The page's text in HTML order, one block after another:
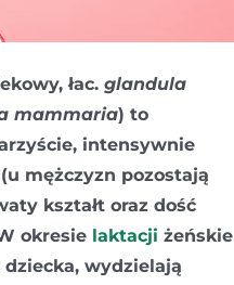
łac. glandula
mammaria) to
intensywnie
mężczyzn pozostają
kształt oraz dość
okresie laktacji żeńskie
wydzielają